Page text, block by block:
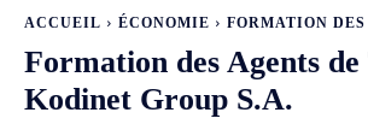
ACCUEIL ÉCONOMIE FORMATION
Formation des Agents
Kodinet Group S.A.